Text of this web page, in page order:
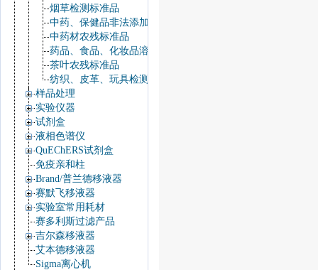
烟草检测标准品
中药、保健品非法添加检测标准品
中药材农残标准品
药品、食品、化妆品溶剂残留标准品
茶叶农残标准品
纺织、皮革、玩具检测标准品
样品处理
实验仪器
试剂盒
液相色谱仪
QuEChERS试剂盒
免疫亲和柱
Brand/普兰德移液器
赛默飞移液器
实验室常用耗材
赛多利斯过滤产品
吉尔森移液器
艾本德移液器
Sigma离心机